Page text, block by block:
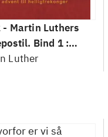
- Martin Luthers
Bind 1 :
til helligtrekonger
Luther